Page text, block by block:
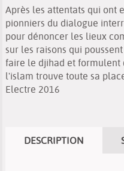
Après les attentats qui ont
pionniers du dialogue
pour dénoncer les lieux
sur les raisons qui
faire le djihad et formulent
l'islam trouve toute sa
Electre 2016
DESCRIPTION